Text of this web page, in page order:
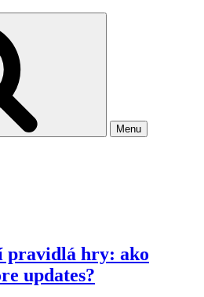
Menu
pravidlá hry: ako
updates?